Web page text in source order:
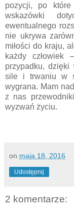
pozycji, po
wskazówki
ewentualnego
nie ukrywa
miłości do kraju,
każdy
przypadku,
sile i trwaniu w
wygrana. Mam
z nas
wyzwań życiu.
on maja 18, 2016
Udostępnij
2 komentarze: